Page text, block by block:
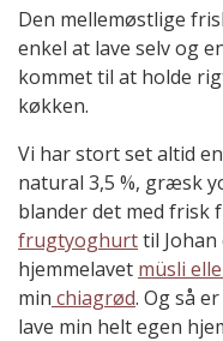
Den mellemøstlige
enkel at lave selv og
kommet til at holde
køkken.
Vi har stort set altid
natural 3,5 %, græsk
blander det med frisk
frugtyoghurttil Johan
hjemmelavet müsli
min chiagrød. Og så
lave min helt egen